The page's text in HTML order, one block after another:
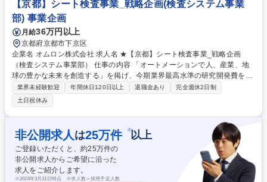
【京都】シート検査事業_戦略企画(検査システム事業
部) 事業企画
月給36万円以上
京都府京都市下京区
企業名 オムロン株式会社 求人名 ★【京都】シート検査事業_戦略企画
（検査システム事業部） 仕事の内容 「オートメーションで人、産業、地
球の豊かな未来を創造する」を掲げ、今期業界最高水準の研究開発費を投
入し、顧客起点の開発思想を重視する当社。そんな当社にてシート検査装
置の事業・商品企画をお任せします。 【詳細】事業戦略リーダーとして、
以下の業務を担います。 (1)事業戦略の立案と実行 (2)商品・サービス企画
戦略の立案と実行 【当ポジションの魅力】自らの発想による新事業創造
と、ビジネスモデルの構築が可能です。また、事業創造に不可欠なスキル
や経験を保有するメンバーが揃っており、マネジメントを通じて個々の手
段を部門内に展開、最大化頂けます。オムロン制御機器事業の強みを活か
した戦略策定を実施頂けます。 募集職種 ★【京都】シート検査事業_戦略
企画（検査システム事業部）
業界未経験歓迎 年間休日120日以上 退職金あり
完全週休2日制
土日祝休み
非公開求人 は25万件 ※以上
ご登録いただくと、約25万件の
非公開求人からご希望に沿った
求人をご紹介します。
※2026年3月31日時点 ※求人数＝採用予定人数